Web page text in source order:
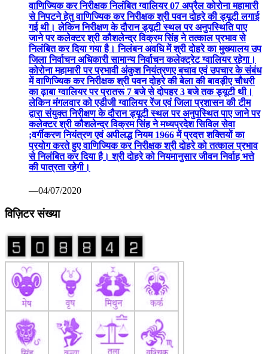
वाणिज्यिक कर निरीक्षक निलंबित ग्वालियर 07 अप्रैल कोरोना महामारी
से निपटने हेतु वाणिज्यिक कर निरीक्षक श्री पवन दोहरे की ड्यूटी लगाई
गई थी। लेकिन निरीक्षण के दौरान ड्यूटी स्थल पर अनुपस्थिति पाए
जाने पर कलेक्टर श्री कौशलेन्द्र विक्रम सिंह ने तत्काल प्रभाव से
निलंबित कर दिया गया है। निलंबन अवधि में श्री दोहरे का मुख्यालय उप
जिला निर्वाचन अधिकारी सामान्य निर्वाचन कलेक्ट्रेट ग्वालियर रहेगा।
कोरोना महामारी पर प्रभावी अंकुश नियंत्रणए बचाव एवं उपचार के संबंध
में वाणिज्यिक कर निरीक्षक श्री पवन दोहरे की बेला की बावड़ीए चौधरी
का ढ़ाबा ग्वालियर पर प्रातरू 7 बजे से दोपहर 3 बजे तक ड्यूटी थी।
लेकिन मंगलवार को एडीजी ग्वालियर रेंज एवं जिला प्रशासन की टीम
द्वारा संयुक्त निरीक्षण के दौरान ड्यूटी स्थल पर अनुपस्थित पाए जाने पर
कलेक्टर श्री कौशलेन्द्र विक्रम सिंह ने मध्यप्रदेश सिविल सेवा
;वर्गीकरण नियंत्रण एवं अपीलद्ध नियम 1966 में प्रदत्त शक्तियों का
प्रयोग करते हुए वाणिज्यिक कर निरीक्षक श्री दोहरे को तत्काल प्रभाव
से निलंबित कर दिया है। श्री दोहरे को नियमानुसार जीवन निर्वाह भत्ते
की पात्रता रहेगी।
—04/07/2020
विज़िटर संख्या